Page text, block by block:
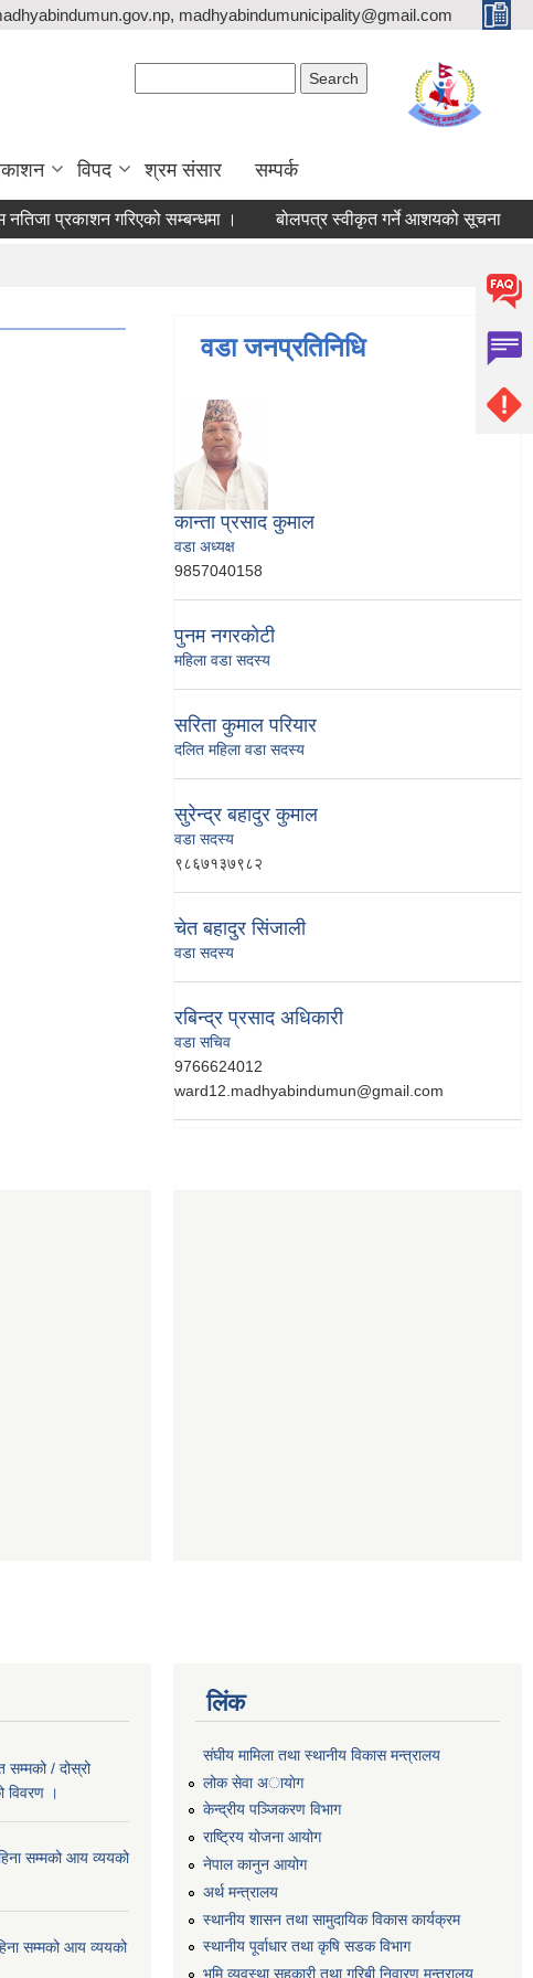
madhyabindumunicipality@gmail.com
विपद श्रम संसार सम्पर्क
प्रकाशन गरिएको सम्बन्धमा । बोलपत्र स्वीकृत गर्ने आशयको सूचना
वडा जनप्रतिनिधि
कान्ता प्रसाद कुमाल
वडा अध्यक्ष
9857040158
पुनम नगरकाेटी
महिला वडा सदस्य
सरिता कुमाल परियार
दलित महिला वडा सदस्य
सुरेन्द्र बहादुर कुमाल
वडा सदस्य
९८६७१३७९८२
चेत बहादुर सिंजाली
वडा सदस्य
रबिन्द्र प्रसाद अधिकारी
वडा सचिव
9766624012
ward12.madhyabindumun@gmail.com
/ दोस्रो
विवरण ।
सम्मको आय व्ययको
सम्मको आय व्ययको
लिंक
संघीय मामिला तथा स्थानीय विकास मन्त्रालय
लोक सेवा अायाेग
केन्द्रीय पञ्जिकरण विभाग
राष्ट्रिय योजना आयोग
नेपाल कानुन आयोग
अर्थ मन्त्रालय
स्थानीय शासन तथा सामुदायिक विकास कार्यक्रम
स्थानीय पूर्वाधार तथा कृषि सडक विभाग
भूमि व्यवस्था,सहकारी तथा गरिबी निवारण मन्त्रालय